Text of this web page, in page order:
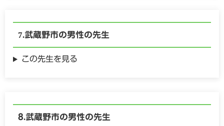
武蔵野市の男性の先生
この先生を見る
武蔵野市の男性の先生